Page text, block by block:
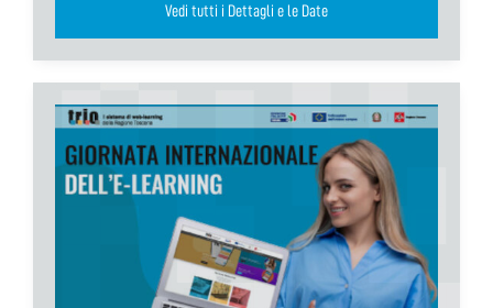
Vedi tutti i Dettagli e le Date